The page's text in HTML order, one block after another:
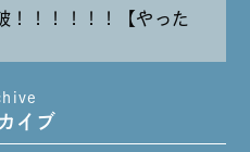
！！！！！！【やった
～～
イブ